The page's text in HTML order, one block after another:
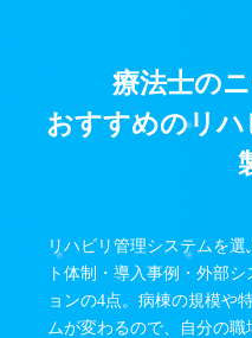
療法士の
おすすめのリ
リハビリ管理システムを
ト体制・導入事例・外部
ョンの4点。病棟の規模や
ムが変わるので、自分の